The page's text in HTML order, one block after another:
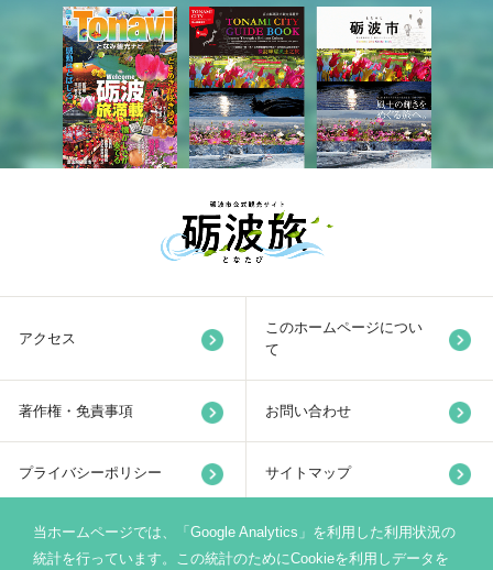
当ホームページでは、「Google Analytics」を利用した利用状況の
統計を行っています。この統計のためにCookieを利用しデータを
アクセス
このホームページについ
て
著作権・免責事項 お問い合わせ
プライバシーポリシー サイトマップ
リンク集